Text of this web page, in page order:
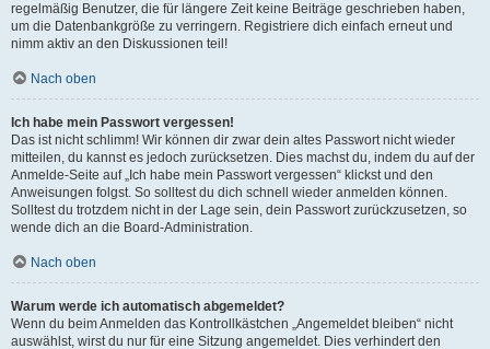
regelmäßig Benutzer, die für längere Zeit keine Beiträge geschrieben haben,
um die Datenbankgröße zu verringern. Registriere dich einfach erneut und
nimm aktiv an den Diskussionen teil!
Nach oben
Ich habe mein Passwort vergessen!
Das ist nicht schlimm! Wir können dir zwar dein altes Passwort nicht wieder
mitteilen, du kannst es jedoch zurücksetzen. Dies machst du, indem du auf der
Anmelde-Seite auf „Ich habe mein Passwort vergessen“ klickst und den
Anweisungen folgst. So solltest du dich schnell wieder anmelden können.
Solltest du trotzdem nicht in der Lage sein, dein Passwort zurückzusetzen, so
wende dich an die Board-Administration.
Nach oben
Warum werde ich automatisch abgemeldet?
Wenn du beim Anmelden das Kontrollkästchen „Angemeldet bleiben“ nicht
auswählst, wirst du nur für eine Sitzung angemeldet. Dies verhindert den